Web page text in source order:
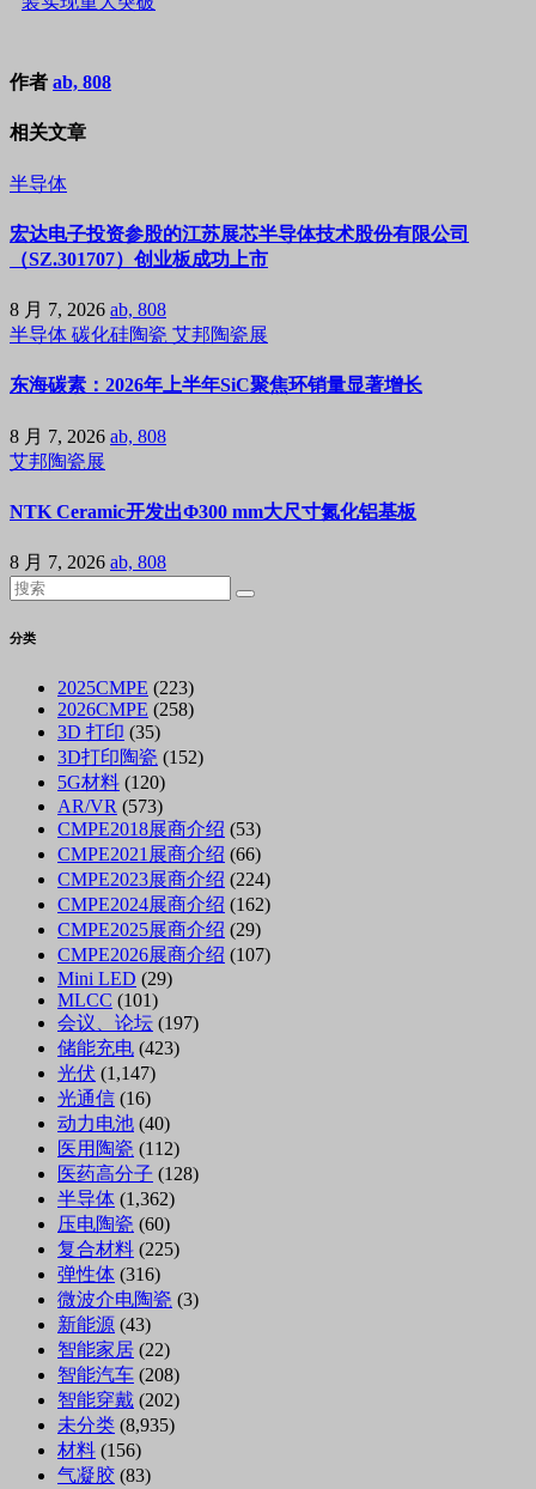
作者 ab, 808
相关文章
半导体
宏达电子投资参股的江苏展芯半导体技术股份有限公司
（SZ.301707）创业板成功上市
8 月 7, 2026 ab, 808
半导体 碳化硅陶瓷 艾邦陶瓷展
东海碳素：2026年上半年SiC聚焦环销量显著增长
8 月 7, 2026 ab, 808
艾邦陶瓷展
NTK Ceramic开发出Φ300 mm大尺寸氮化铝基板
8 月 7, 2026 ab, 808
分类
2025CMPE (223)
2026CMPE (258)
3D 打印 (35)
3D打印陶瓷 (152)
5G材料 (120)
AR/VR (573)
CMPE2018展商介绍 (53)
CMPE2021展商介绍 (66)
CMPE2023展商介绍 (224)
CMPE2024展商介绍 (162)
CMPE2025展商介绍 (29)
CMPE2026展商介绍 (107)
Mini LED (29)
MLCC (101)
会议、论坛 (197)
储能充电 (423)
光伏 (1,147)
光通信 (16)
动力电池 (40)
医用陶瓷 (112)
医药高分子 (128)
半导体 (1,362)
压电陶瓷 (60)
复合材料 (225)
弹性体 (316)
微波介电陶瓷 (3)
新能源 (43)
智能家居 (22)
智能汽车 (208)
智能穿戴 (202)
未分类 (8,935)
材料 (156)
气凝胶 (83)